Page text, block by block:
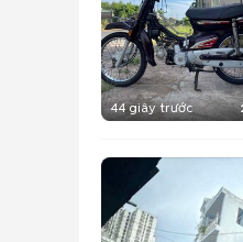
44 giây trước